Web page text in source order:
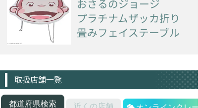
おさるのジョージ
プラチナムザッカ折り
畳みフェイステーブル
取扱店舗一覧
都道府県検索